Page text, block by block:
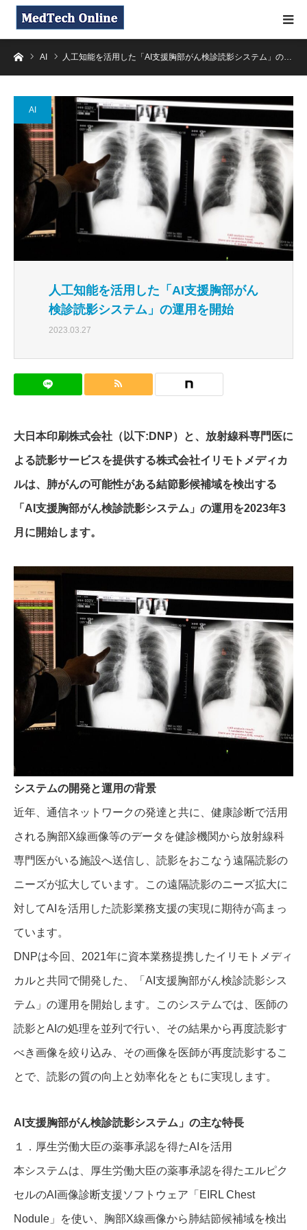
ホーム
AI 人工知能を活用した「AI支援胸部がん検診読影システム」の…
AI
人工知能を活用した「AI支援胸部がん
検診読影システム」の運用を開始
2023.03.27
大日本印刷株式会社（以下:DNP）と、放射線科専門医に
よる読影サービスを提供する株式会社イリモトメディカ
ルは、肺がんの可能性がある結節影候補域を検出する
「AI支援胸部がん検診読影システム」の運用を2023年3
月に開始します。
システムの開発と運用の背景
近年、通信ネットワークの発達と共に、健康診断で活用
される胸部X線画像等のデータを健診機関から放射線科
専門医がいる施設へ送信し、読影をおこなう遠隔読影の
ニーズが拡大しています。この遠隔読影のニーズ拡大に
対してAIを活用した読影業務支援の実現に期待が高まっ
ています。
DNPは今回、2021年に資本業務提携したイリモトメディ
カルと共同で開発した、「AI支援胸部がん検診読影シス
テム」の運用を開始します。このシステムでは、医師の
読影とAIの処理を並列で行い、その結果から再度読影す
べき画像を絞り込み、その画像を医師が再度読影するこ
とで、読影の質の向上と効率化をともに実現します。
AI支援胸部がん検診読影システム」の主な特長
１．厚生労働大臣の薬事承認を得たAIを活用
本システムは、厚生労働大臣の薬事承認を得たエルピク
セルのAI画像診断支援ソフトウェア「EIRL Chest
Nodule」を使い、胸部X線画像から肺結節候補域を検出